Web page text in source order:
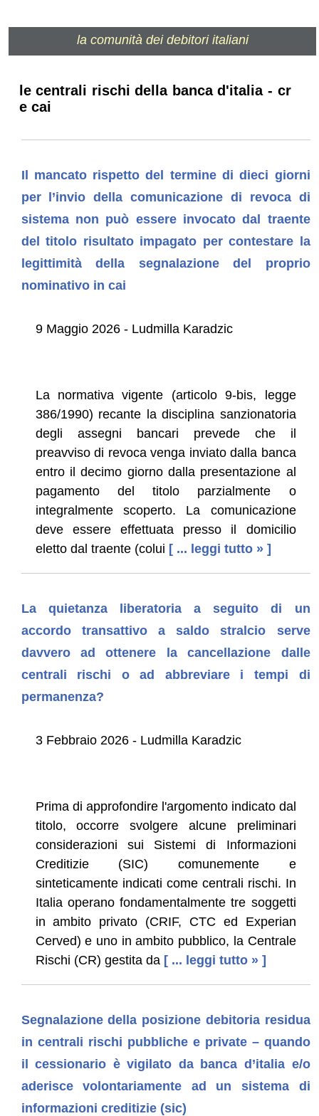
la comunità dei debitori italiani
le centrali rischi della banca d'italia - cr
e cai
Il mancato rispetto del termine di dieci giorni
per l’invio della comunicazione di revoca di
sistema non può essere invocato dal traente
del titolo risultato impagato per contestare la
legittimità della segnalazione del proprio
nominativo in cai
9 Maggio 2026 - Ludmilla Karadzic
La normativa vigente (articolo 9-bis, legge
386/1990) recante la disciplina sanzionatoria
degli assegni bancari prevede che il
preavviso di revoca venga inviato dalla banca
entro il decimo giorno dalla presentazione al
pagamento del titolo parzialmente o
integralmente scoperto. La comunicazione
deve essere effettuata presso il domicilio
eletto dal traente (colui [ ... leggi tutto » ]
La quietanza liberatoria a seguito di un
accordo transattivo a saldo stralcio serve
davvero ad ottenere la cancellazione dalle
centrali rischi o ad abbreviare i tempi di
permanenza?
3 Febbraio 2026 - Ludmilla Karadzic
Prima di approfondire l'argomento indicato dal
titolo, occorre svolgere alcune preliminari
considerazioni sui Sistemi di Informazioni
Creditizie (SIC) comunemente e
sinteticamente indicati come centrali rischi. In
Italia operano fondamentalmente tre soggetti
in ambito privato (CRIF, CTC ed Experian
Cerved) e uno in ambito pubblico, la Centrale
Rischi (CR) gestita da [ ... leggi tutto » ]
Segnalazione della posizione debitoria residua
in centrali rischi pubbliche e private – quando
il cessionario è vigilato da banca d’italia e/o
aderisce volontariamente ad un sistema di
informazioni creditizie (sic)